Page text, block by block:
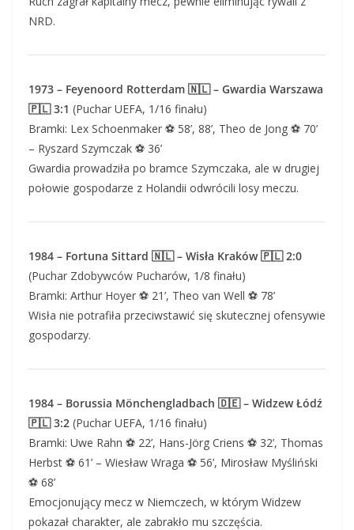
NRD.
1973 – Feyenoord Rotterdam 🇳🇱 – Gwardia Warszawa
🇵🇱 3:1 (Puchar UEFA, 1/16 finału)
Bramki: Lex Schoenmaker ⚽ 58’, 88’, Theo de Jong ⚽ 70’
– Ryszard Szymczak ⚽ 36’
Gwardia prowadziła po bramce Szymczaka, ale w drugiej
połowie gospodarze z Holandii odwrócili losy meczu.
1984 – Fortuna Sittard 🇳🇱 – Wisła Kraków 🇵🇱 2:0
(Puchar Zdobywców Pucharów, 1/8 finału)
Bramki: Arthur Hoyer ⚽ 21’, Theo van Well ⚽ 78’
Wisła nie potrafiła przeciwstawić się skutecznej ofensywie
gospodarzy.
1984 – Borussia Mönchengladbach 🇩🇪 – Widzew Łódź
🇵🇱 3:2 (Puchar UEFA, 1/16 finału)
Bramki: Uwe Rahn ⚽ 22’, Hans-Jörg Criens ⚽ 32’, Thomas
Herbst ⚽ 61’ – Wiesław Wraga ⚽ 56’, Mirosław Myśliński
⚽ 68’
Emocjonujący mecz w Niemczech, w którym Widzew
pokazał charakter, ale zabrakło mu szczęścia.